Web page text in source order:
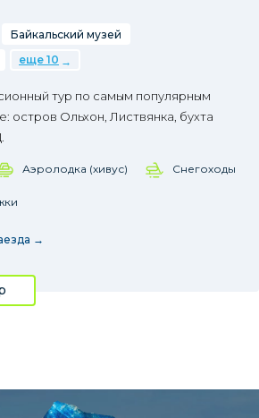
Байкальский музей
еще 10
тур по самым популярным
остров Ольхон, Листвянка, бухта
Аэролодка (хивус) Снегоходы
→